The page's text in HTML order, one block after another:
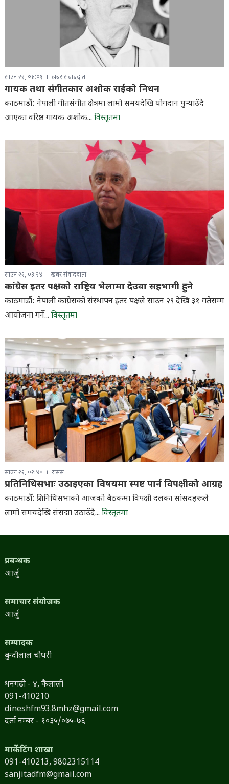
साउन २२, ०४:०१ खबर संवाददाता
गायक तथा संगीतकार अशोक राईको निधन
काठमाडौं: नेपाली गीतसंगीत क्षेत्रमा लामो समयदेखि योगदान पुर्‍याउँदै
आएका वरिष्ठ गायक अशोक... विस्तृतमा
साउन २२, ०३:२४ खबर संवाददाता
कांग्रेस इतर पक्षको राष्ट्रिय भेलामा देउवा सहभागी हुने
काठमाडौं: नेपाली कांग्रेसको संस्थापन इतर पक्षले साउन २९ देखि ३१ गतेसम्म
आयोजना गर्ने... विस्तृतमा
साउन २२, ०२:४० रासस
प्रतिनिधिसभाः उठाइएका विषयमा स्पष्ट पार्न विपक्षीको आग्रह
काठमाडौँ: प्रतिनिधिसभाको आजको बैठकमा विपक्षी दलका सांसदहरूले
लामो समयदेखि संसद्मा उठाउँदै... विस्तृतमा
प्रबन्धक
आर्जु
समाचार संयोजक
आर्जु
सम्पादक
बुन्दीलाल चौधरी
धनगढी - ४, कैलाली
091-410210
dineshfm93.8mhz@gmail.com
दर्ता नम्बर - १०३५/०७५-७६
मार्केटिंग शाखा
091-410213, 9802315114
sanjitadfm@gmail.com